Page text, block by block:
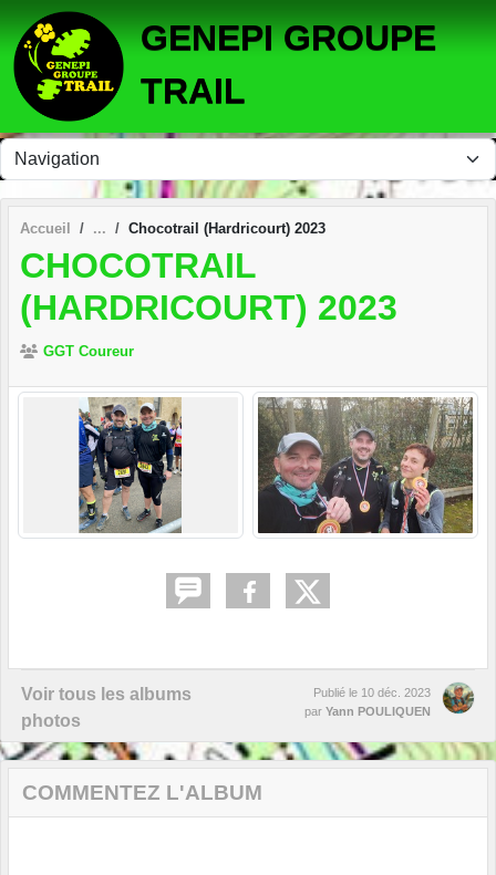
GENEPI GROUPE
TRAIL
Accueil Chocotrail (Hardricourt) 2023
CHOCOTRAIL
(HARDRICOURT) 2023
GGT Coureur
Voir tous les albums
photos
Publié le 10 déc. 2023
par Yann POULIQUEN
COMMENTEZ L'ALBUM
Panneau de gestion des cookies